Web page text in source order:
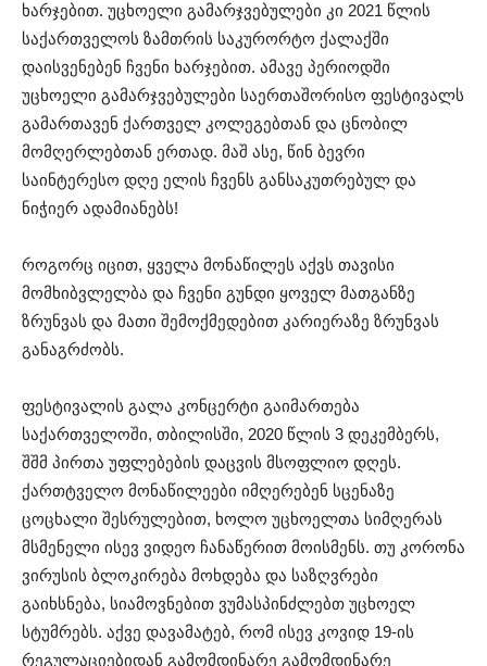
ხარჯებით. უცხოელი გამარჯვებულები კი 2021 წლის
საქართველოს ზამთრის საკურორტო ქალაქში
დაისვენებენ ჩვენი ხარჯებით. ამავე პერიოდში
უცხოელი გამარჯვებულები საერთაშორისო ფესტივალს
გამართავენ ქართველ კოლეგებთან და ცნობილ
მომღერლებთან ერთად. მაშ ასე, წინ ბევრი
საინტერესო დღე ელის ჩვენს განსაკუთრებულ და
ნიჭიერ ადამიანებს!
როგორც იცით, ყველა მონაწილეს აქვს თავისი
მომხიბვლელბა და ჩვენი გუნდი ყოველ მათგანზე
ზრუნვას და მათი შემოქმედებით კარიერაზე ზრუნვას
განაგრძობს.
ფესტივალის გალა კონცერტი გაიმართება
საქართველოში, თბილისში, 2020 წლის 3 დეკემბერს,
შშმ პირთა უფლებების დაცვის მსოფლიო დღეს.
ქართტველო მონაწილეები იმღერებენ სცენაზე
ცოცხალი შესრულებით, ხოლო უცხოელთა სიმღერას
მსმენელი ისევ ვიდეო ჩანაწერით მოისმენს. თუ კორონა
ვირუსის ბლოკირება მოხდება და საზღვრები
გაიხსნება, სიამოვნებით ვუმასპინძლებთ უცხოელ
სტუმრებს. აქვე დავამატებ, რომ ისევ კოვიდ 19-ის
რეგულაციებიდან გამომდინარე გამომდინარე